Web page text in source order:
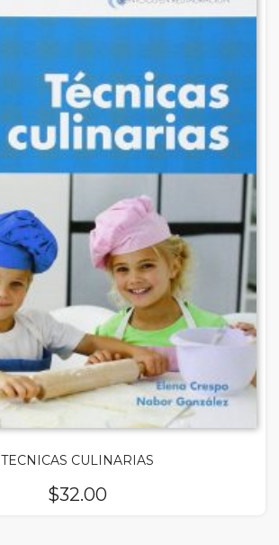
TECNICAS CULINARIAS
$32.00